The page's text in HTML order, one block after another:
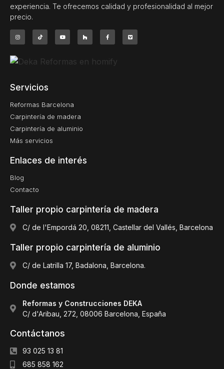
experiencia. Te ofrecemos calidad y profesionalidad al mejor
precio.
Servicios
Reformas Barcelona
Carpintería de madera
Carpintería de aluminio
Más servicios
Enlaces de interés
Blog
Contacto
Taller propio carpintería de madera
C/ de l'Empordá 20, 08211, Castellar del Vallés, Barcelona
Taller propio carpintería de aluminio
C/ de Latrilla 17, Badalona, Barcelona.
Donde estamos
Reformas y Construcciones DEKA
C/ d'Aribau, 272, 08006 Barcelona, España
Contáctanos
93 025 13 81
685 858 162